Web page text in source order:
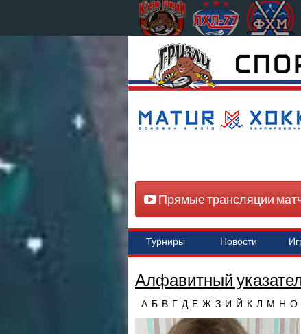
Прямые трансляции
Турниры Новости
Алфавитный
А Б В Г Д Е Ж З И Й К Л М Н О